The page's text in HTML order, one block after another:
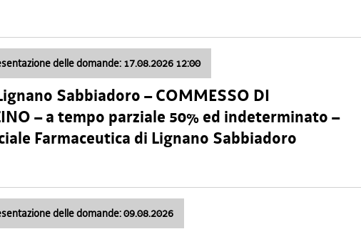
delle domande: 17.08.2026 12:00
Sabbiadoro – COMMESSO DI
– a tempo parziale 50% ed indeterminato –
Farmaceutica di Lignano Sabbiadoro
delle domande: 09.08.2026